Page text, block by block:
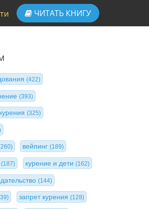
ЧИТАТЬ КНИГУ
(422)
(393)
(325)
вейпинг(189)
(187) курение и дети (162)
(144)
запрет курения (128)